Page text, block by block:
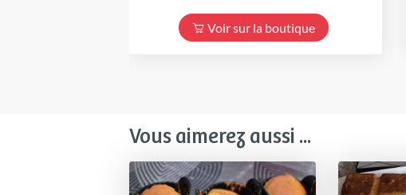
Voir sur la boutique
Vous aimerez aussi ...